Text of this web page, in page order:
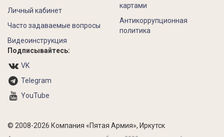
Личный кабинет
Часто задаваемые вопросы
Видеоинструкция
картами
Антикоррупционная
политика
Подписывайтесь:
VK
Telegram
YouTube
© 2008-2026 Компания «Пятая Армия», Иркутск